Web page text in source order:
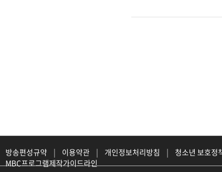
방송편성규약 | 이용약관 | 개인정보처리방침 |
청소년 보호정
MBC프로그램제작가이드라인